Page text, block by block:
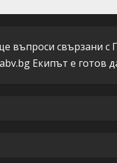
въпроси свързани с
Екипът е готов